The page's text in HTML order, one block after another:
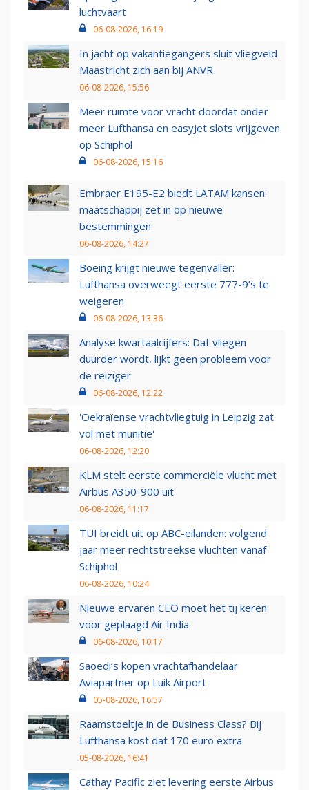
luchtvaart
06-08-2026, 16:19
In jacht op vakantiegangers sluit vliegveld
Maastricht zich aan bij ANVR
06-08-2026, 15:56
Meer ruimte voor vracht doordat onder
meer Lufthansa en easyJet slots vrijgeven
op Schiphol
06-08-2026, 15:16
Embraer E195-E2 biedt LATAM kansen:
maatschappij zet in op nieuwe
bestemmingen
06-08-2026, 14:27
Boeing krijgt nieuwe tegenvaller:
Lufthansa overweegt eerste 777-9’s te
weigeren
06-08-2026, 13:36
Analyse kwartaalcijfers: Dat vliegen
duurder wordt, lijkt geen probleem voor
de reiziger
06-08-2026, 12:22
'Oekraïense vrachtvliegtuig in Leipzig zat
vol met munitie'
06-08-2026, 12:20
KLM stelt eerste commerciële vlucht met
Airbus A350-900 uit
06-08-2026, 11:17
TUI breidt uit op ABC-eilanden: volgend
jaar meer rechtstreekse vluchten vanaf
Schiphol
06-08-2026, 10:24
Nieuwe ervaren CEO moet het tij keren
voor geplaagd Air India
06-08-2026, 10:17
Saoedi’s kopen vrachtafhandelaar
Aviapartner op Luik Airport
05-08-2026, 16:57
Raamstoeltje in de Business Class? Bij
Lufthansa kost dat 170 euro extra
05-08-2026, 16:41
Cathay Pacific ziet levering eerste Airbus